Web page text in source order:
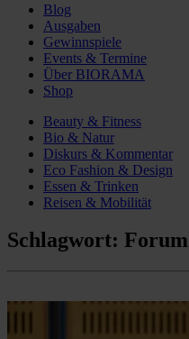
Blog
Ausgaben
Gewinnspiele
Events & Termine
Über BIORAMA
Shop
Beauty & Fitness
Bio & Natur
Diskurs & Kommentar
Eco Fashion & Design
Essen & Trinken
Reisen & Mobilität
Schlagwort: Forum